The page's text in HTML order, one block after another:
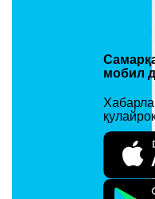
ривожлантириш,
қувватлаш гуруҳи
ва тадбиркорлик
котибияти мудири
Охирги ўзгариш: 30/03/2023
мобил